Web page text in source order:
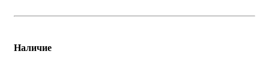
Наличие